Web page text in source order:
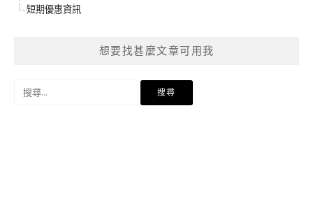
短期優惠資訊
想要找甚麼文章可用我